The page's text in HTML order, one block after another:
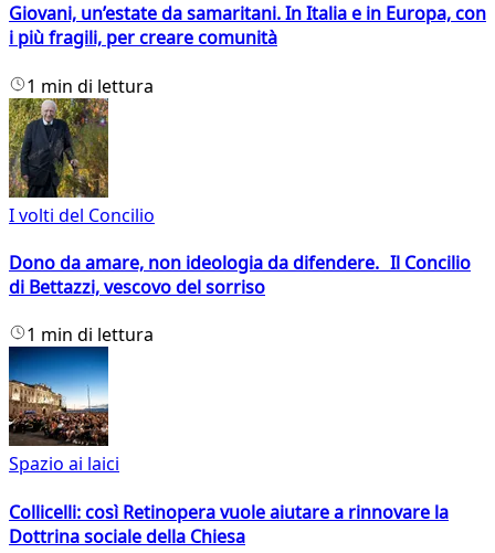
Giovani, un’estate da samaritani. In Italia e in Europa, con
i più fragili, per creare comunità
1 min di lettura
I volti del Concilio
Dono da amare, non ideologia da difendere. Il Concilio
di Bettazzi, vescovo del sorriso
1 min di lettura
Spazio ai laici
Collicelli: così Retinopera vuole aiutare a rinnovare la
Dottrina sociale della Chiesa